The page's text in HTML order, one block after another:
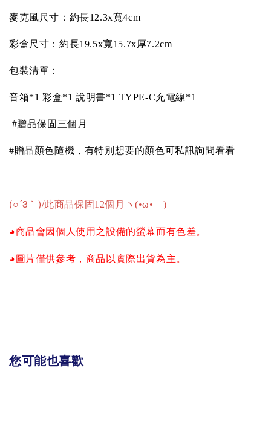
麥克風尺寸：約長12.3x寬4cm
彩盒尺寸：約長19.5x寬15.7x厚7.2cm
包裝清單：
音箱*1 彩盒*1 說明書*1 TYPE-C充電線*1
#贈品保固三個月
#贈品顏色隨機，有特別想要的顏色可私訊詢問看看
(○´3｀)/此商品保固12個月ヽ(•ω•ゞ)
◕商品會因個人使用之設備的螢幕而有色差。
◕圖片僅供參考，商品以實際出貨為主。
您可能也喜歡